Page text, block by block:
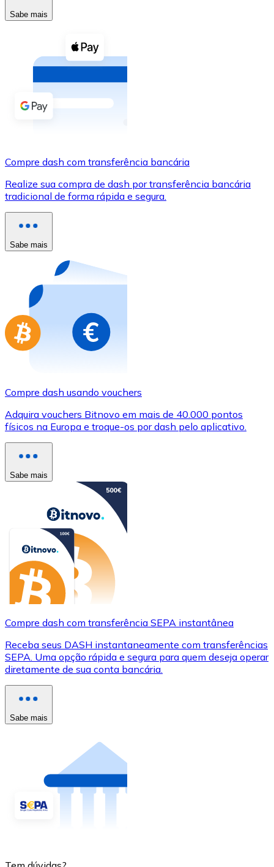
Ver tudo
Cupons cripto
Compre criptomoedas com dinheiro e outros
Comprar com dinheiro
Transferência SEPA
Use cartões Visa e Mastercard para comprar
Comprar com cartão
Compre cartões-presente das suas marcas favoritas
Ir para a loja de cartões-presente
Sabe mais
Compre dash com transferência bancária
Realize sua compra de dash por transferência bancária
tradicional de forma rápida e segura.
Sabe mais
Compre dash usando vouchers
Adquira vouchers Bitnovo em mais de 40.000 pontos
físicos na Europa e troque-os por dash pelo aplicativo.
Sabe mais
Compre dash com transferência SEPA instantânea
Receba seus DASH instantaneamente com transferências
SEPA. Uma opção rápida e segura para quem deseja operar
diretamente de sua conta bancária.
Sabe mais